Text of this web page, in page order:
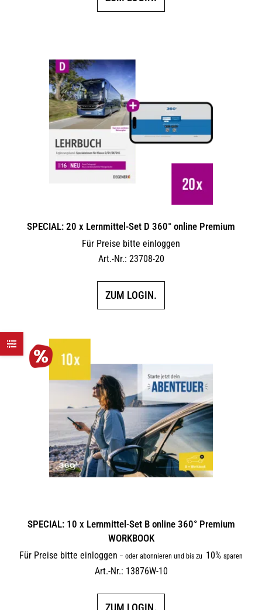
SPECIAL: 20 x Lernmittel-Set D 360° online Premium
Für Preise bitte einloggen
Art.-Nr.: 23708-20
ZUM LOGIN.
SPECIAL: 10 x Lernmittel-Set B online 360° Premium
WORKBOOK
Für Preise bitte einloggen – oder abonnieren und bis zu 10% sparen
Art.-Nr.: 13876W-10
ZUM LOGIN.